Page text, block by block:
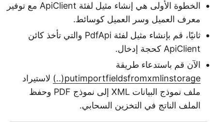
الخطوة الأولى هي إنشاء مثيل لفئة ApiClient مع توفير
معرف العميل وسر العميل كوسائط.
ثانيًا، قم بإنشاء مثيل لفئة PdfApi والتي تأخذ كائن
ApiClient كحجة إدخال.
الآن قم باستدعاء طريقة
putimportfieldsfromxmlinstorage(..)
لاستيراد
ملف نموذج البيانات XML إلى نموذج PDF وحفظ
الملف الناتج في التخزين السحابي.